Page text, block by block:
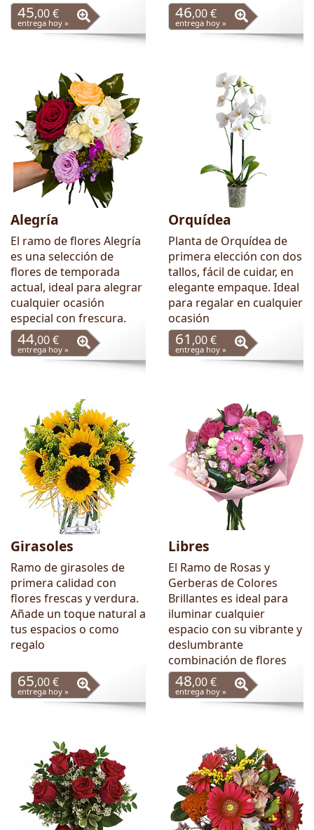
45,00 €
entrega hoy »
46,00 €
entrega hoy »
Alegría
El ramo de flores Alegría
es una selección de
flores de temporada
actual, ideal para alegrar
cualquier ocasión
especial con frescura.
44,00 €
entrega hoy »
Orquídea
Planta de Orquídea de
primera elección con dos
tallos, fácil de cuidar, en
elegante empaque. Ideal
para regalar en cualquier
ocasión
61 ,00 €
entrega hoy »
Girasoles
Ramo de girasoles de
primera calidad con
flores frescas y verdura.
Añade un toque natural a
tus espacios o como
regalo
65,00 €
entrega hoy »
Libres
El Ramo de Rosas y
Gerberas de Colores
Brillantes es ideal para
iluminar cualquier
espacio con su vibrante y
deslumbrante
combinación de flores
48,00 €
entrega hoy »